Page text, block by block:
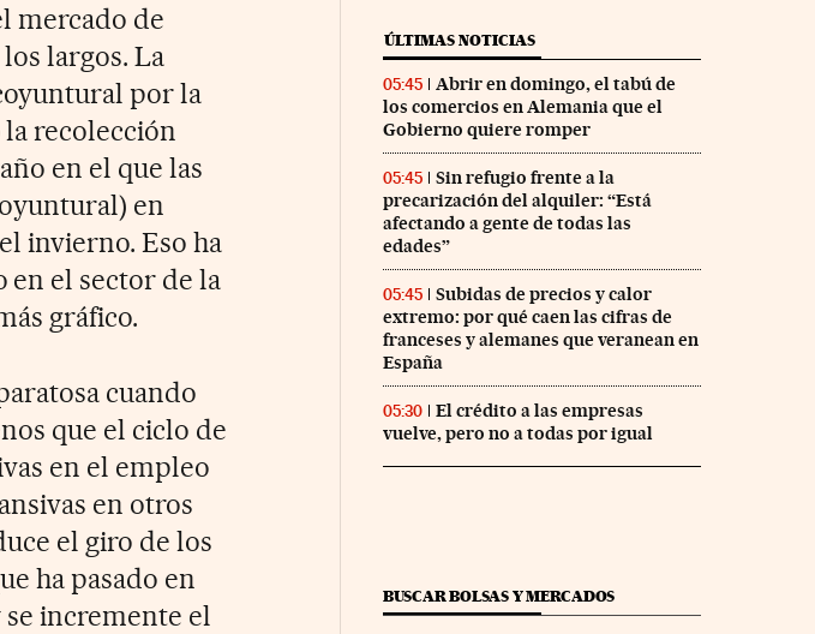
mercado de
largos. La
por la
recolección
en el que las
en
invierno. Eso ha
en el sector de la
gráfico.
cuando
que el ciclo de
en el empleo
en otros
el giro de los
ha pasado en
incremente el
ÚLTIMAS NOTICIAS
05:45
Abrir en domingo, el tabú de
los comercios en Alemania que el
Gobierno quiere romper
05:45
Sin refugio frente a la
precarización del alquiler: “Está
afectando a gente de todas las
edades”
05:45
Subidas de precios y calor
extremo: por qué caen las cifras de
franceses y alemanes que veranean en
España
05:30
El crédito a las empresas
vuelve, pero no a todas por igual
BUSCAR BOLSAS Y MERCADOS